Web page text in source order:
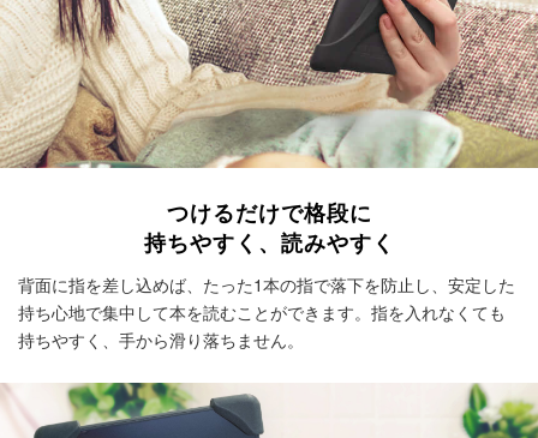
つけるだけで格段に
持ちやすく、 読みやすく
背面に指を差し込めば、たった1本の指で落下を防止し、安定した
持ち心地で集中して本を読むことができます。指を入れなくても
持ちやすく、手から滑り落ちません。